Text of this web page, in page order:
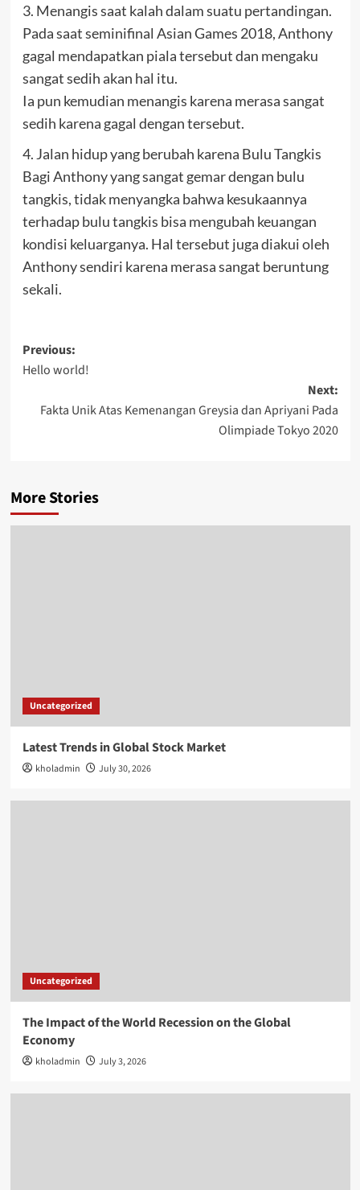
3. Menangis saat kalah dalam suatu pertandingan.
Pada saat seminifinal Asian Games 2018, Anthony
gagal mendapatkan piala tersebut dan mengaku
sangat sedih akan hal itu.
Ia pun kemudian menangis karena merasa sangat
sedih karena gagal dengan tersebut.
4. Jalan hidup yang berubah karena Bulu Tangkis
Bagi Anthony yang sangat gemar dengan bulu
tangkis, tidak menyangka bahwa kesukaannya
terhadap bulu tangkis bisa mengubah keuangan
kondisi keluarganya. Hal tersebut juga diakui oleh
Anthony sendiri karena merasa sangat beruntung
sekali.
Post
navigation
Previous:
Hello world!
Next:
Fakta Unik Atas Kemenangan Greysia dan Apriyani Pada
Olimpiade Tokyo 2020
More Stories
Uncategorized
Latest Trends in Global Stock Market
kholadmin July 30, 2026
Uncategorized
The Impact of the World Recession on the Global
Economy
kholadmin July 3, 2026